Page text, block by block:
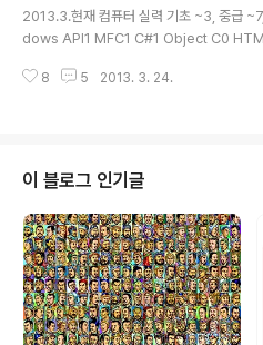
용-한글전자사전 C파워 프로그래밍-신문
를 DB로 관리하자[2]-IE3의 캐시구조
2013.3.현재 컴퓨터 실력 기초 ~3, 중급
dows API1 MFC1 C#1 Object C0
hon1 Django0 Ruby0 Perl0 Delphi0
8 5 2013. 3. 24.
이 블로그 인기글